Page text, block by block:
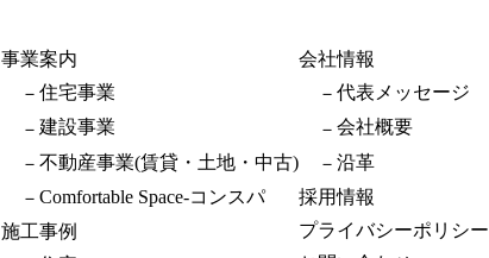
事業案内
住宅事業
建設事業
不動産事業(賃貸・土地・中古)
Comfortable Space-コンスパ
施工事例
会社情報
代表メッセージ
会社概要
沿革
採用情報
プライバシーポリシー